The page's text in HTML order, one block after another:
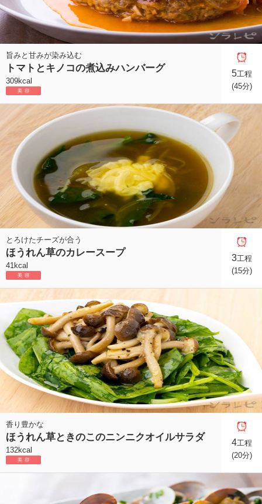
旨みと甘みが染み込む
トマトとキノコの煮込みハンバーグ
309kcal
5工程
(45分)
とろけたチーズが合う
ほうれん草のカレースープ
41kcal
3工程
(15分)
香り豊かな
ほうれん草ときのこのニンニクオイルサラダ
132kcal
4工程
(20分)